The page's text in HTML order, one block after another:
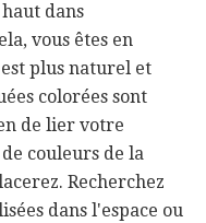
dans
vous êtes en
plus naturel et
colorées sont
de lier votre
couleurs de la
Recherchez
dans l'espace ou